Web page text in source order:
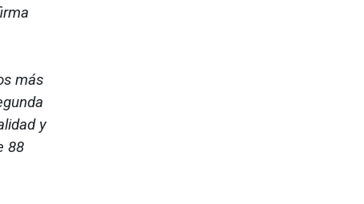
más
y
88